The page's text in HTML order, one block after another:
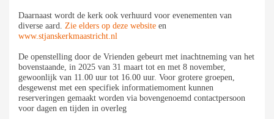
Daarnaast wordt de kerk ook verhuurd voor evenementen van
diverse aard. Zie elders op deze website en
www.stjanskerkmaastricht.nl
De openstelling door de Vrienden gebeurt met inachtneming van het
bovenstaande, in 2025 van 31 maart tot en met 8 november,
gewoonlijk van 11.00 uur tot 16.00 uur. Voor grotere groepen,
desgewenst met een specifiek informatiemoment kunnen
reserveringen gemaakt worden via bovengenoemd contactpersoon
voor dagen en tijden in overleg